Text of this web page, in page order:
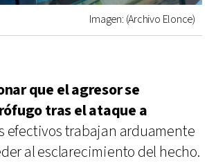
Imagen: (Archivo Elonce)
que el agresor se
tras el ataque a
efectivos trabajan arduamente
al esclarecimiento del hecho.